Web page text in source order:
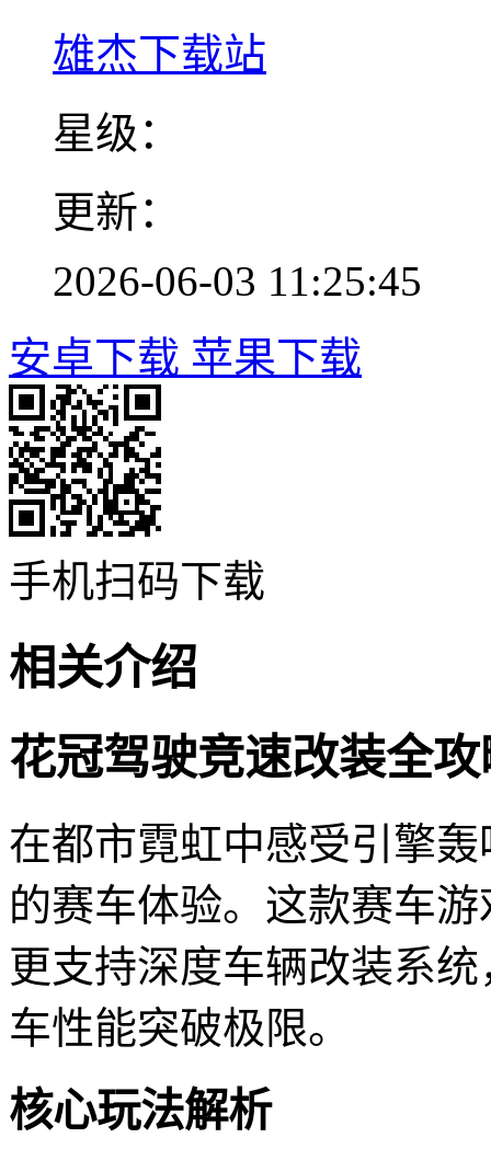
雄杰下载站
星级：
更新：
2026-06-03 11:25:45
安卓下载 苹果下载
手机扫码下载
相关介绍
花冠驾驶竞速改装全攻
在都市霓虹中感受引擎轰
的赛车体验。这款赛车
更支持深度车辆改装系
车性能突破极限。
核心玩法解析